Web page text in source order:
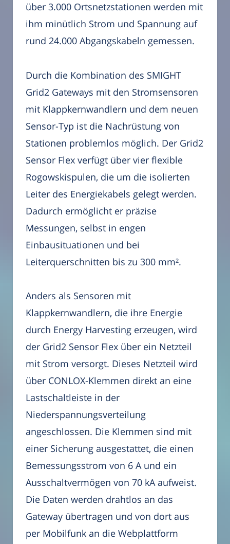
über 3.000 Ortsnetzstationen werden mit
ihm minütlich Strom und Spannung auf
rund 24.000 Abgangskabeln gemessen.
Durch die Kombination des SMIGHT
Grid2 Gateways mit den Stromsensoren
mit Klappkernwandlern und dem neuen
Sensor-Typ ist die Nachrüstung von
Stationen problemlos möglich. Der Grid2
Sensor Flex verfügt über vier flexible
Rogowskispulen, die um die isolierten
Leiter des Energiekabels gelegt werden.
Dadurch ermöglicht er präzise
Messungen, selbst in engen
Einbausituationen und bei
Leiterquerschnitten bis zu 300 mm².
Anders als Sensoren mit
Klappkernwandlern, die ihre Energie
durch Energy Harvesting erzeugen, wird
der Grid2 Sensor Flex über ein Netzteil
mit Strom versorgt. Dieses Netzteil wird
über CONLOX-Klemmen direkt an eine
Lastschaltleiste in der
Niederspannungsverteilung
angeschlossen. Die Klemmen sind mit
einer Sicherung ausgestattet, die einen
Bemessungsstrom von 6 A und ein
Ausschaltvermögen von 70 kA aufweist.
Die Daten werden drahtlos an das
Gateway übertragen und von dort aus
per Mobilfunk an die Webplattform